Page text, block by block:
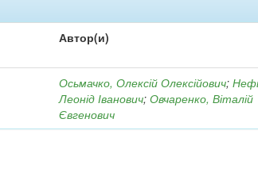
Автор(и)
Осьмачко, Олексій Олексійович;
Леонід Іванович;Овчаренко, Віталій
Євгенович